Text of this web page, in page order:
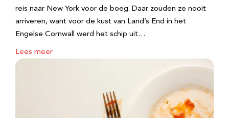
reis naar New York voor de boeg. Daar zouden ze nooit
arriveren, want voor de kust van Land’s End in het
Engelse Cornwall werd het schip uit…
Lees meer